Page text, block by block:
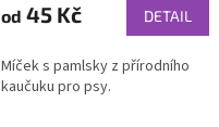
od 45 Kč DETAIL
Míček s pamlsky z přírodního
kaučuku pro psy.